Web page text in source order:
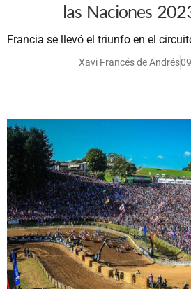
las Naciones
Francia se llevó el triunfo en el
Xavi Francés de Andrés